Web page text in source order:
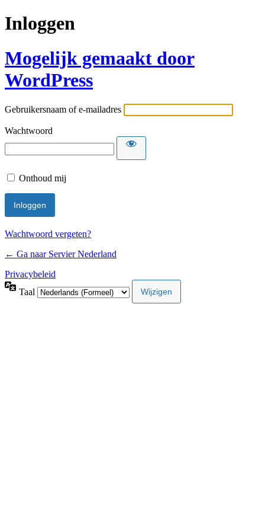
Inloggen
Mogelijk gemaakt door
WordPress
Gebruikersnaam of e-mailadres
Wachtwoord
Onthoud mij
Wachtwoord vergeten?
← Ga naar Servier Nederland
Privacybeleid
Taal